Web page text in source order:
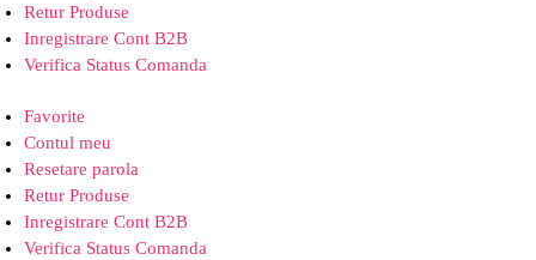
Retur Produse
Inregistrare Cont B2B
Verifica Status Comanda
Favorite
Contul meu
Resetare parola
Retur Produse
Inregistrare Cont B2B
Verifica Status Comanda